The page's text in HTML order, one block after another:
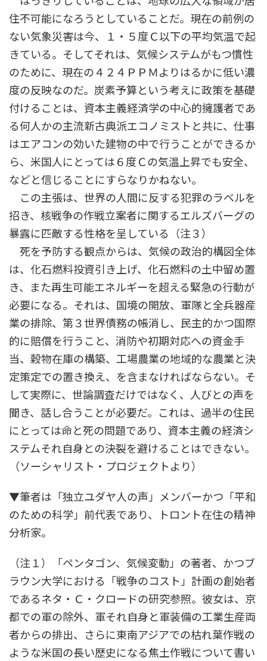
住不可能になろうとしていることだ。現在の前例の
ない気象災害は今、１・５度Ｃ以下の平均気温で起
きている。そしてそれは、気候システムがもつ慣性
のために、現在の４２４ＰＰＭよりはるかに低い濃
度の反映なのだ。炭素予算という考えに政策を基礎
付けることは、資本主義経済学の中心的擁護者であ
る何人かの主流新古典派エコノミストと共に、仕事
はエアコンの効いた建物の中で行うことができるか
ら、米国人にとっては６度Ｃの気温上昇でも安全、
などと信じることにすらなりかねない。
この主張は、世界の人間に反する犯罪のラベルを
招き、核戦争の作戦立案者に関するエルズバーグの
暴露に匹敵する性格を呈している（注３）
死を予防する観点からは、気候の政治的構図全体
は、化石燃料投資引き上げ、化石燃料の土中留め置
き、また再生可能エネルギーを超える緊急の行動が
必要になる。それは、国境の開放、軍隊と全兵器産
業の排除、第３世界債務の帳消し、民主的かつ国際
的に賠償を行うこと、消防や初期対応への資金手
当、穀物在庫の構築、工場農業の地域的な農業と決
定策定での置き換え、を含まなければならない。そ
して実際に、世論調査だけではなく、人びとの声を
聞き、話し合うことが必要だ。これは、過半の住民
にとっては命と死の問題であり、資本主義の経済シ
ステムそれ自身との決裂を避けることはできない。
（ソーシャリスト・プロジェクトより）
▼筆者は「独立ユダヤ人の声」メンバーかつ「平和
のための科学」前代表であり、トロント在住の精神
分析家。
（注１）「ペンタゴン、気候変動」の著者、かつブ
ラウン大学における「戦争のコスト」計画の創始者
であるネタ・Ｃ・クロードの研究参照。彼女は、京
都での軍の除外、軍それ自身と軍装備の工業生産両
者からの排出、さらに東南アジアでの枯れ葉作戦の
ような米国の長い歴史になる焦土作戦について書い